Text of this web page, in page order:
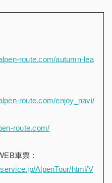
route.com/autumn-lea
route.com/enjoy_navi/
route.com/
車票：
AlpenTour/html/V